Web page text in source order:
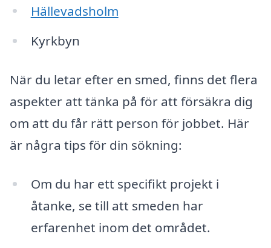
Hällevadsholm
Kyrkbyn
När du letar efter en smed, finns det flera
aspekter att tänka på för att försäkra dig
om att du får rätt person för jobbet. Här
är några tips för din sökning:
Om du har ett specifikt projekt i
åtanke, se till att smeden har
erfarenhet inom det området.